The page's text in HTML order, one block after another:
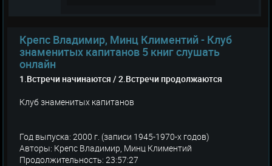
Крепс Владимир, Минц Климентий - Клуб
знаменитых капитанов 5 книг слушать
онлайн
1.Встречи начинаются / 2.Встречи продолжаются
Клуб знаменитых капитанов
Год выпуска: 2000 г. (записи 1945-1970-х годов)
Авторы: Крепс Владимир, Минц Климентий
Продолжительность: 23:57:27